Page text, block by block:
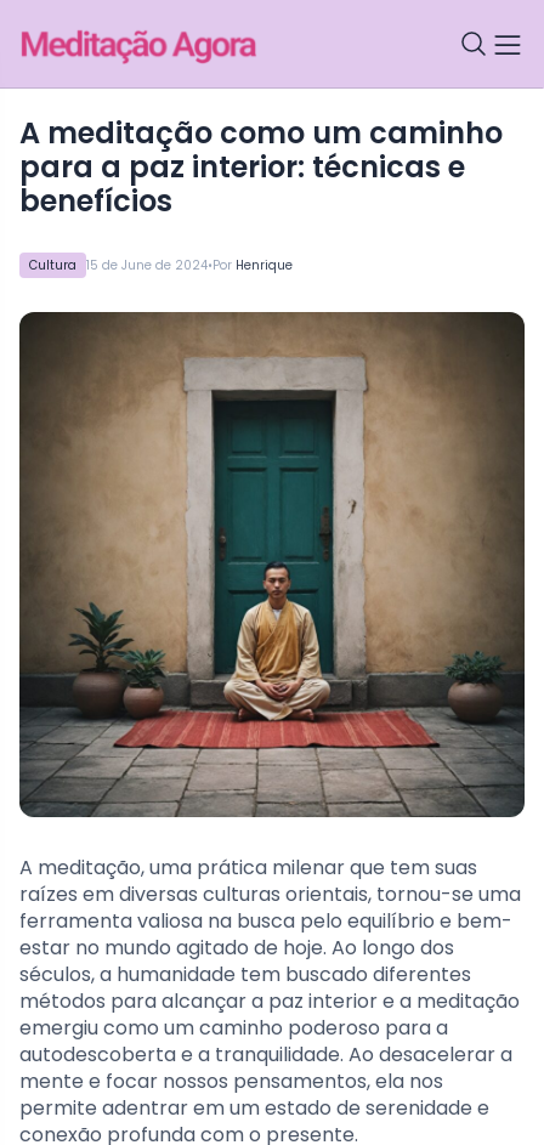
Cultura 15 de June de 2024•Por Henrique
A meditação como um caminho
para a paz interior: técnicas e
benefícios
A meditação, uma prática milenar que tem suas
raízes em diversas culturas orientais, tornou-se uma
ferramenta valiosa na busca pelo equilíbrio e bem-
estar no mundo agitado de hoje. Ao longo dos
séculos, a humanidade tem buscado diferentes
métodos para alcançar a paz interior e a meditação
emergiu como um caminho poderoso para a
autodescoberta e a tranquilidade. Ao desacelerar a
mente e focar nossos pensamentos, ela nos
permite adentrar em um estado de serenidade e
conexão profunda com o presente.